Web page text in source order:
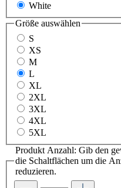
White
Größe auswählen
S
XS
M
L
XL
2XL
3XL
4XL
5XL
Produkt Anzahl: Gib den
die Schaltflächen um die
reduzieren.